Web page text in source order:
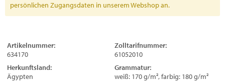
persönlichen Zugangsdaten in unserem Webshop an.
Artikelnummer:
634170
Zolltarifnummer:
61052010
Herkunftsland:
Ägypten
Grammatur:
weiß: 170 g/m², farbig: 180 g/m²